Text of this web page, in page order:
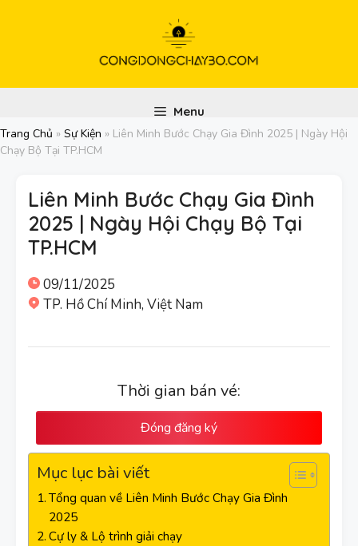
Menu
Trang Chủ » Sự Kiện » Liên Minh Bước Chạy Gia Đình 2025 | Ngày Hội
Chạy Bộ Tại TP.HCM
Liên Minh Bước Chạy Gia Đình
2025 | Ngày Hội Chạy Bộ Tại
TP.HCM
09/11/2025
TP. Hồ Chí Minh, Việt Nam
Thời gian bán vé:
Đóng đăng ký
Mục lục bài viết
Tổng quan về Liên Minh Bước Chạy Gia Đình
2025
Cự ly & Lộ trình giải chạy